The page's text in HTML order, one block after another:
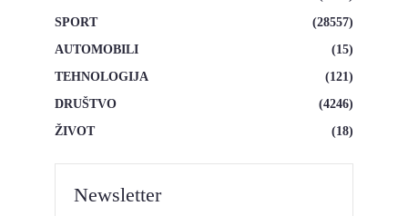
SPORT
(28557)
AUTOMOBILI
(15)
TEHNOLOGIJA
(121)
DRUŠTVO
(4246)
ŽIVOT
(18)
Newsletter